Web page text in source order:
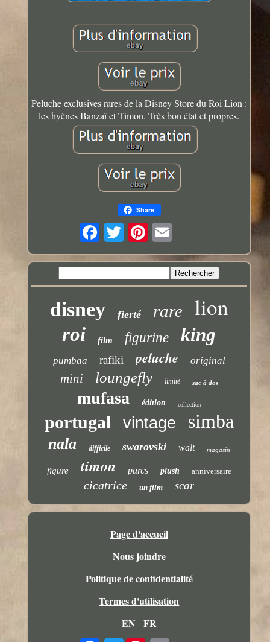
Peluche exclusives rares de la Disney Store du Roi Lion :
les hyènes Banzaï et Timon. Très bon état et propres.
Share
disney fierté rare lion
roi film figurine king
pumbaa rafiki peluche original
mini loungefly limité sac à dos
mufasa édition collection
portugal vintage simba
nala difficile swarovski walt magasin
figure timon parcs plush anniversaire
cicatrice un film scar
Page d'accueil
Nous joindre
Politique de confidentialité
Termes d'utilisation
EN
FR